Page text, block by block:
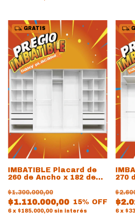
GRATIS
IMBATIBLE Placard de
260 de Ancho x 182 de
$1.110.000,00
$1.300.000,00
15% OFF
6 x $185.000,00 sin interés
270
6 x